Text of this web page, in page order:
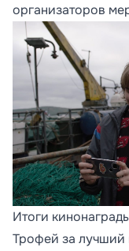
организаторов
Итоги
Трофей за